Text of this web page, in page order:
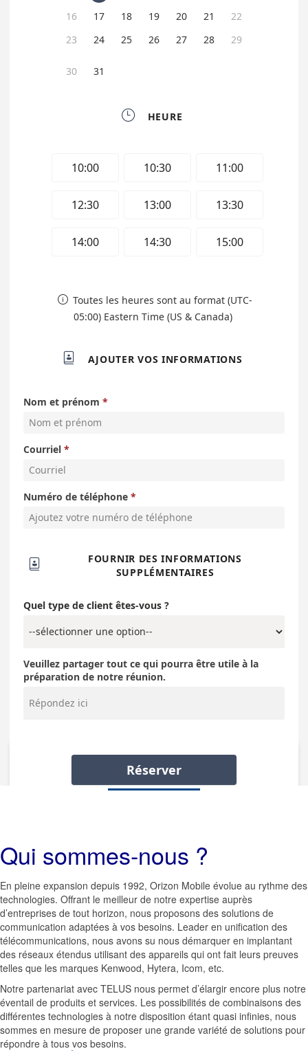
Qui sommes-nous ?
En pleine expansion depuis 1992, Orizon Mobile évolue au rythme des
technologies. Offrant le meilleur de notre expertise auprès
d’entreprises de tout horizon, nous proposons des solutions de
communication adaptées à vos besoins. Leader en unification des
télécommunications, nous avons su nous démarquer en implantant
des réseaux étendus utilisant des appareils qui ont fait leurs preuves
telles que les marques Kenwood, Hytera, Icom, etc.
Notre partenariat avec TELUS nous permet d’élargir encore plus notre
éventail de produits et services. Les possibilités de combinaisons des
différentes technologies à notre disposition étant quasi infinies, nous
sommes en mesure de proposer une grande variété de solutions pour
répondre à tous vos besoins.